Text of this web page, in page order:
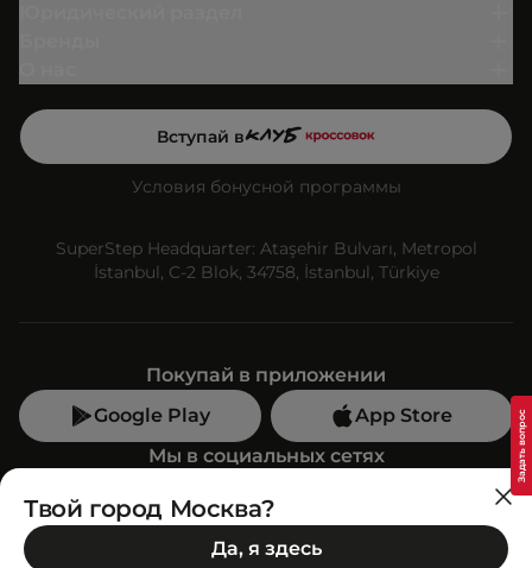
Вступай в
Условия бонусной программы
SuperStep Headquarter: Ataşehir Bulvarı, Metropol
İstanbul, C-2 Blok, 34758, İstanbul, Türkiye
Покупай в приложении
Google Play
App Store
Мы в социальных сетях
Позвони нам
+7 (499) 350-55-33
Твой город Москва?
Да, я здесь